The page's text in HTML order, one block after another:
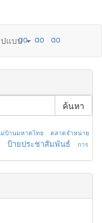
ปแบบ
ค้นหา
ม่บ้านมหาดไทย
ตลาดจำหน่าย
ป้ายประชาสัมพันธ์
การ